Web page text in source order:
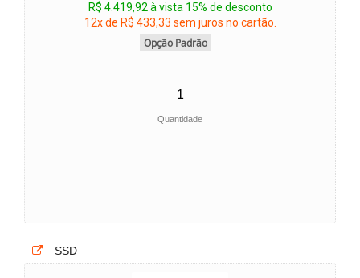
R$ 4.419,92 à vista 15% de desconto
12x de R$ 433,33 sem juros no cartão.
Opção Padrão
Quantidade
SSD